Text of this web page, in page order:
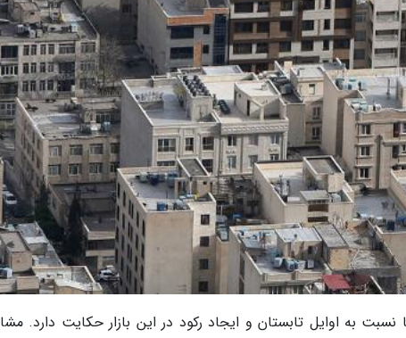
به اوایل تابستان و ایجاد رکود در این بازار حکایت دارد.